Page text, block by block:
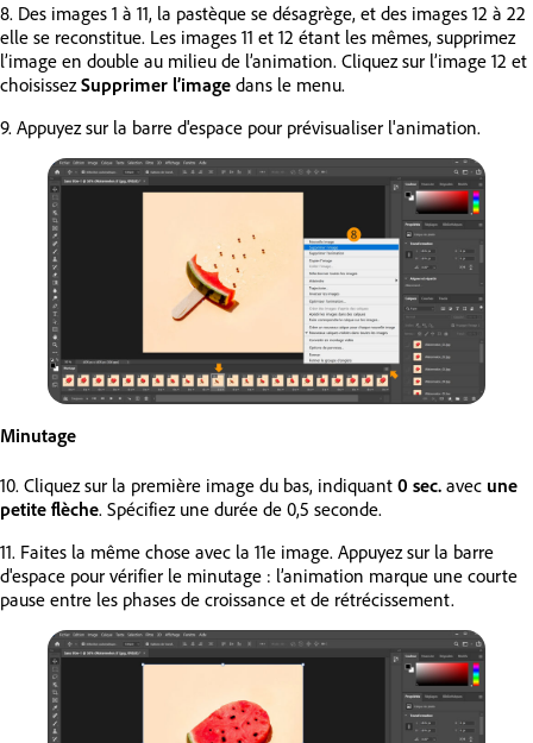
8. Des images 1 à 11, la pastèque se désagrège, et des images 12 à 22
elle se reconstitue. Les images 11 et 12 étant les mêmes, supprimez
l’image en double au milieu de l’animation. Cliquez sur l’image 12 et
choisissezSupprimer l’image dans le menu.
9. Appuyez sur la barre d'espace pour prévisualiser l'animation.
Minutage
10. Cliquez sur la première image du bas, indiquant 0 sec. avec une
petite flèche. Spécifiez une durée de 0,5 seconde.
11. Faites la même chose avec la 11e image. Appuyez sur la barre
d'espace pour vérifier le minutage : l’animation marque une courte
pause entre les phases de croissance et de rétrécissement.